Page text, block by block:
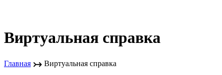
Виртуальная справка
Главная ↣ Виртуальная справка